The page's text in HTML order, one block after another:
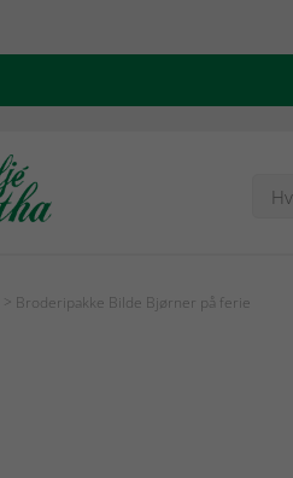
> Broderipakke Bilde Bjørner på ferie